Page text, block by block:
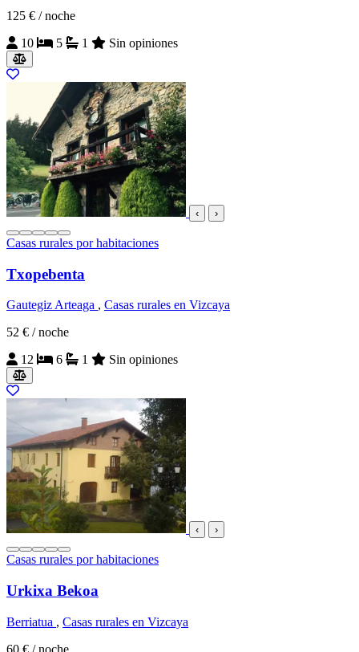
125 € / noche
10
5 1 Sin opiniones
‹ ›
Casas rurales por habitaciones
Txopebenta
Gautegiz Arteaga , Casas rurales en Vizcaya
52 € / noche
12
6 1 Sin opiniones
‹ ›
Casas rurales por habitaciones
Urkixa Bekoa
Berriatua , Casas rurales en Vizcaya
60 € / noche